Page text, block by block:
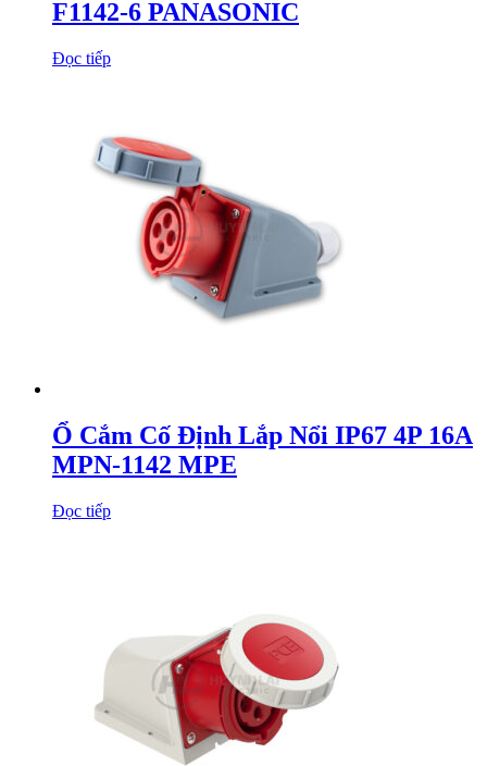
F1142-6 PANASONIC
Đọc tiếp
Ổ Cắm Cố Định Lắp Nổi IP67 4P 16A
MPN-1142 MPE
Đọc tiếp